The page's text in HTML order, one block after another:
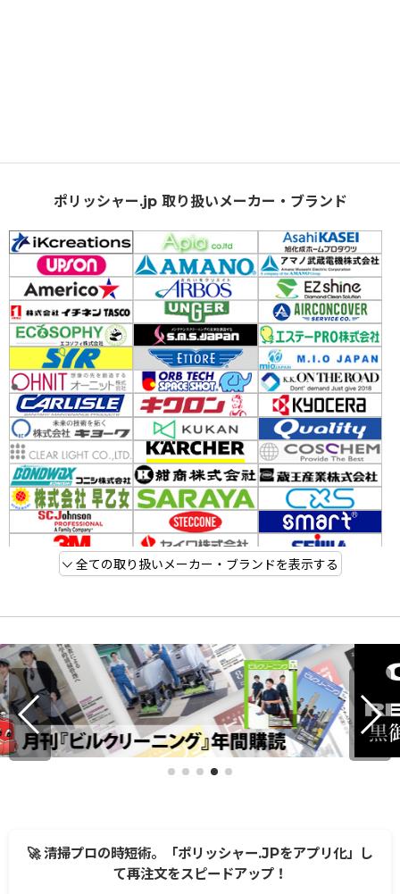
ポリッシャー.jp 取り扱いメーカー・ブランド
全ての取り扱いメーカー・ブランドを表示する
🚀 清掃プロの時短術。「ポリッシャー.JPをアプリ化」し
て再注文をスピードアップ！